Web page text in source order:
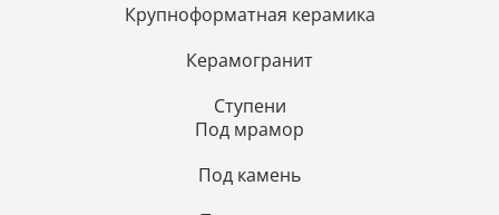
Крупноформатная керамика
Керамогранит
Ступени
Под мрамор
Под камень